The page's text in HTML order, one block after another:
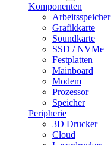
Komponenten
Arbeitsspeicher
Grafikkarte
Soundkarte
SSD / NVMe
Festplatten
Mainboard
Modem
Prozessor
Speicher
Peripherie
3D Drucker
Cloud